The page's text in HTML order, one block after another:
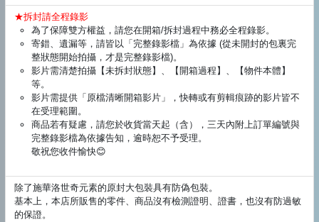
★拆封請全程錄影
為了保障雙方權益，請您在開箱/拆封過程中務必全程錄影。
寄錯、遺漏等，請皆以「完整錄影檔」為依據 (從未開封的包裏完
整狀態開始拍攝，才是完整錄影檔)。
影片需清楚拍攝【未拆封狀態】、【開箱過程】、【物件本體】
等。
影片需提供「原檔清晰開箱影片」，快轉或有剪輯痕跡的影片皆不
在受理範圍。
商品若有疑慮，請您於收貨當天起（含），三天內附上訂單編號與
完整錄影檔為依據告知，逾時恕不予受理。
敬祝您收件愉快😊
除了施華洛世奇元素的原封大包裝具有防偽包裝。
基本上，本店所販售的零件、商品沒有檢測證明、證書，也沒有防過敏
的保證。